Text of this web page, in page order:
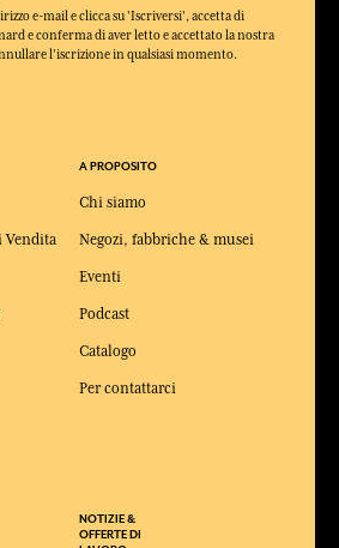
e-mail e clicca su 'Iscriversi', accetta di
e conferma di aver letto e accettato la nostra
l'iscrizione in qualsiasi momento.
Vendita
A PROPOSITO
Chi siamo
Negozi, fabbriche & musei
Eventi
Podcast
Catalogo
Per contattarci
NOTIZIE &
OFFERTE DI